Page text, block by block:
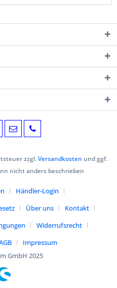
zzgl.Versandkosten und ggf.
nicht anders beschrieben
Händler-Login
Über uns
Kontakt
Widerrufsrecht
Impressum
GmbH 2025